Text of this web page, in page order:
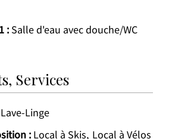
: Salle d'eau avec douche/WC
Services
Lave-Linge
: Local à Skis Local à Vélos